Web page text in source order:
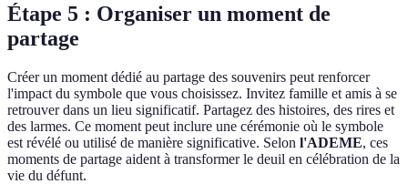
Étape 5 : Organiser un moment de
partage
Créer un moment dédié au partage des souvenirs peut renforcer
l'impact du symbole que vous choisissez. Invitez famille et amis à se
retrouver dans un lieu significatif. Partagez des histoires, des rires et
des larmes. Ce moment peut inclure une cérémonie où le symbole
est révélé ou utilisé de manière significative. Selon l'ADEME, ces
moments de partage aident à transformer le deuil en célébration de la
vie du défunt.